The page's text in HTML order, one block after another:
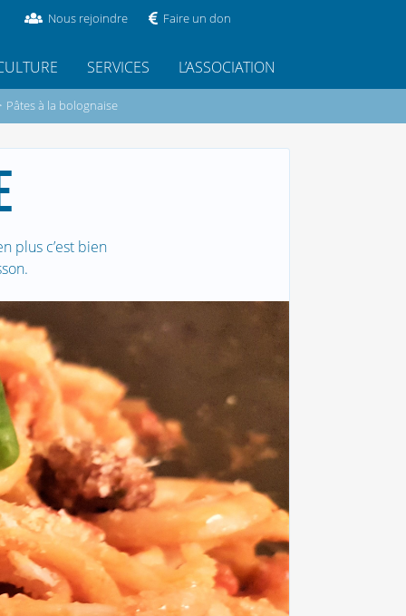
Nous rejoindre Faire un don
SERVICES L’ASSOCIATION
Pâtes à la bolognaise
plus c’est bien